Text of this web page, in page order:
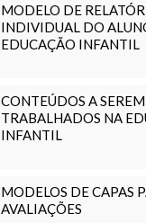
MODELO DE
INDIVIDUAL DO
EDUCAÇÃO INFANTIL
CONTEÚDOS A SEREM
TRABALHADOS NA
INFANTIL
MODELOS DE CAPAS
AVALIAÇÕES